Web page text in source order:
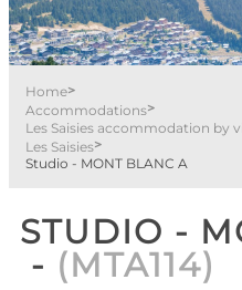
Home>
Accommodations>
Les Saisies accommodation by
Les Saisies>
Studio - MONT BLANC A
STUDIO -
(MTA114)